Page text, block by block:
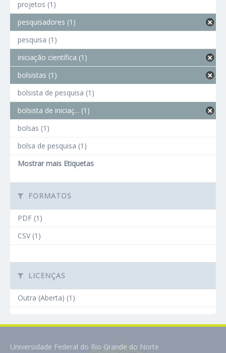
projetos (1)
pesquisadores (1)
pesquisa (1)
iniciação científica (1)
bolsistas (1)
bolsista de pesquisa (1)
bolsista de iniciaç... (1)
bolsas (1)
bolsa de pesquisa (1)
Mostrar mais Etiquetas
FORMATOS
PDF (1)
CSV (1)
LICENÇAS
Outra (Aberta) (1)
Universidade Federal do Rio Grande do Norte